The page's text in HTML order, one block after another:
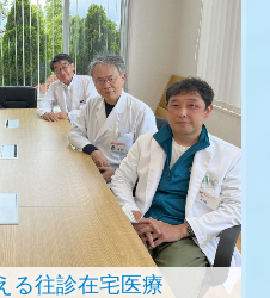
ん
る往診在宅医療